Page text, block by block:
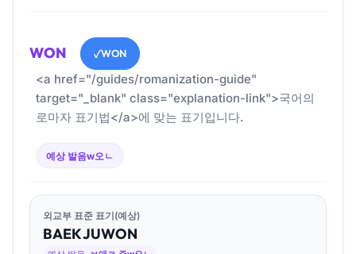
WON ✓WON
<a href="/guides/romanization-guide"
target="_blank" class="explanation-link">국어의
로마자 표기법</a>에 맞는 표기입니다.
예상 발음w오ㄴ
외교부 표준 표기(예상)
BAEKJUWON